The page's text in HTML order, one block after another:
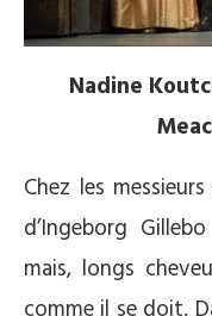
Nadine
Chez les
d’Ingeborg
mais, longs